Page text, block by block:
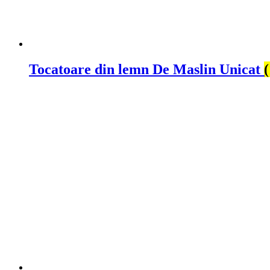
Tocatoare din lemn De Maslin Unicat